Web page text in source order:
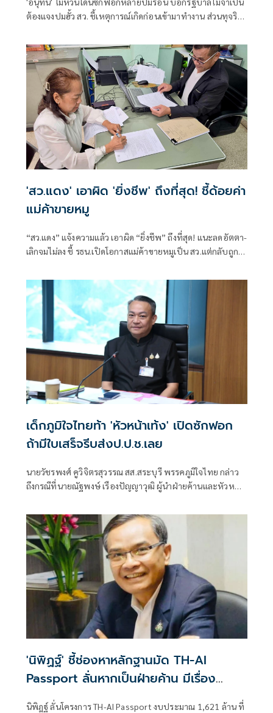
ต้องแจงปมฮั้ว สว. ชี้เหตุการณ์เกิดก่อนเข้ามาทำงาน ส่วนทุจริต
'สว.แดง' เอาผิด 'ยิ่งชีพ' ถึงที่สุด! ชี้ด้อยค่า
แม่ค้าขายหมู
“สว.แดง” แจ้งความแล้ว เอาผิด “ยิ่งชีพ” ถึงที่สุด! แนะลดอัตตา-
เลิกจมไม่ลง ชี้ รธน.เปิดโอกาสแม่ค้าขายหมูเป็น สว.แต่กลับถูก
เด็กภูมิใจไทยท้า 'หัวหน้าเท้ง' เปิดซักฟอก
ถ้ามีใบเสร็จรีบส่งป.ป.ช.เลย
นายวัชรพงศ์ คูวิจิตรสุวรรณ สส.สระบุรี พรรคภูมิใจไทย กล่าว
ถึงกรณีที่นายณัฐพงษ์ เรืองปัญญาวุฒิ ผู้นำฝ่ายค้านและหัวหน้า
'นิพิฏฐ์' ชี้ช่องหาหลักฐานมัด TH-AI
Passport ลั่นหากเป็นฝ่ายค้าน มีเรื่อง
ซักฟอกรัฐบาลอื้อ
นิพิฎฐ์ ลั่นโครงการ TH-AI Passport งบประมาณ 1,621 ล้าน ที่